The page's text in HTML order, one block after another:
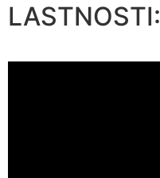
LASTNOSTI: